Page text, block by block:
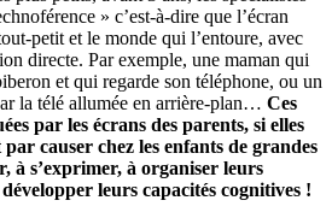
» c’est-à-dire que l’écran
petit et le monde qui l’entoure, avec
directe. Par exemple, une maman qui
et qui regarde son téléphone, ou un
la télé allumée en arrière-plan… Ces
par les écrans des parents, si elles
causer chez les enfants de grandes
à s’exprimer, à organiser leurs
leurs capacités cognitives !